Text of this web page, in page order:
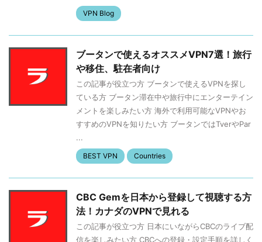
VPN Blog
ブータンで使えるオススメVPN7選！旅行
や移住、駐在者向け
この記事が役立つ方 ブータンで使えるVPNを探し
ている方 ブータン滞在中や旅行中にエンターテイン
メントを楽しみたい方 海外で利用可能なVPNやお
すすめのVPNを知りたい方 ブータンではTverやPar
...
BEST VPN Countries
CBC Gemを日本から登録して視聴する方
法！カナダのVPNで見れる
この記事が役立つ方 日本にいながらCBCのライブ配
信を楽しみたい方 CBCへの登録・設定手順を詳しく